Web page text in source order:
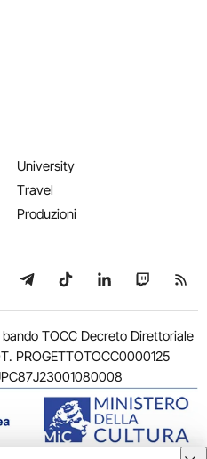
University
Travel
Produzioni
YouTube
su WhatsApp
Seguici su Telegram
Seguici su TikTok
Seguici su
Seguici
TOCC Decreto Direttoriale
PROGETTOTOCC0000125